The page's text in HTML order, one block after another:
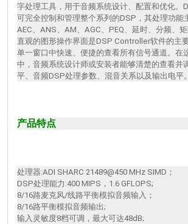
字处理工具，用于音频系统设计、配置和优化。
可完全控制和管理整个系列的DSP，其处理功能
AEC、ANS、AM、AGC、PEQ、延时、分频、矩
直观的图形操作界面是DSP Controller软件的主
单一窗口中快速、便捷的查看所有信号通道。在
中，音频系统设计师或安装者能够清楚的查看并
平、音频DSP处理参数、混音关系以及输出电平。
产品特点
处理器:ADI SHARC 21489@450 MHz SIMD；
DSP处理能力:400 MIPS，1.6 GFLOPS;
8/16路麦克风/线路平衡模拟音频输入；
8/16路平衡模拟音频输出;
输入灵敏度8档可调，最大可达48dB;